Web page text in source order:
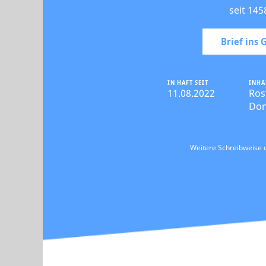
seit
Brief ins
IN HAFT SEIT
11.08.2022
Weitere Schreibweise